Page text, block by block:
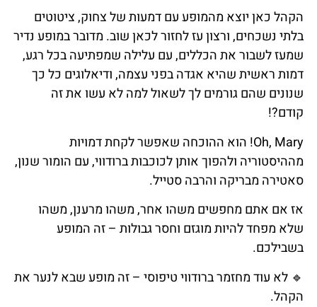
הקהל כאן יוצא מהמופע עם דמעות של צחוק, ציטוטים
בלתי נשכחים, ורצון עז לחזור לכאן שוב. מדובר במופע נדיר
שמעז לשבור את הכללים, עם עלילה שמפתיעה בכל רגע,
דמות ראשית שהיא אגדה בפני עצמה, ודיאלוגים כל כך
שנונים שהם גורמים לך לשאול למה לא עשו את זה
קודם?!
Oh, Mary! הוא ההוכחה שאפשר לקחת דמויות
מההיסטוריה ולהפוך אותן לכוכבות ברודווי, עם הומור שנון,
סאטירה מבריקה והרבה סטייל.
אז אם אתם מחפשים משהו אחר, משהו מרענן, משהו
שלא מפחד להיות מוגזם וחסר גבולות – זה המופע
בשבילכם.
🔹 לא עוד מחזמר ברודווי טיפוסי – זה מופע שבא לנער את
הקהל.